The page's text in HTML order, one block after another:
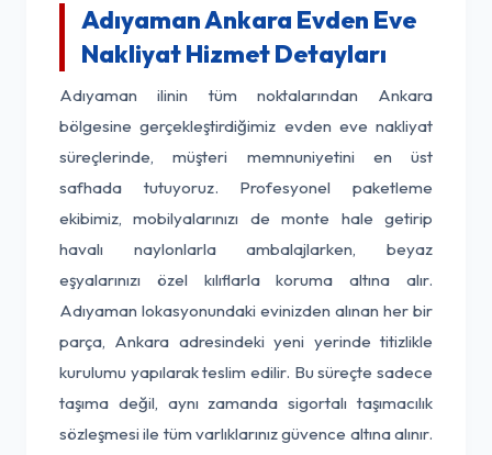
Adıyaman Ankara Evden Eve
Nakliyat Hizmet Detayları
Adıyaman ilinin tüm noktalarından Ankara
bölgesine gerçekleştirdiğimiz evden eve nakliyat
süreçlerinde, müşteri memnuniyetini en üst
safhada tutuyoruz. Profesyonel paketleme
ekibimiz, mobilyalarınızı de monte hale getirip
havalı naylonlarla ambalajlarken, beyaz
eşyalarınızı özel kılıflarla koruma altına alır.
Adıyaman lokasyonundaki evinizden alınan her bir
parça, Ankara adresindeki yeni yerinde titizlikle
kurulumu yapılarak teslim edilir. Bu süreçte sadece
taşıma değil, aynı zamanda sigortalı taşımacılık
sözleşmesi ile tüm varlıklarınız güvence altına alınır.